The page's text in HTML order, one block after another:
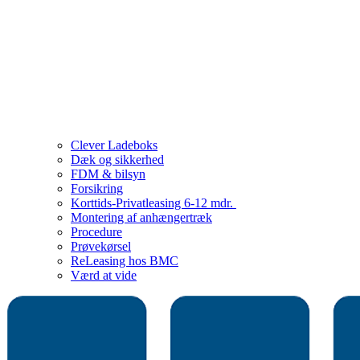
Clever Ladeboks
Dæk og sikkerhed
FDM & bilsyn
Forsikring
Korttids-Privatleasing 6-12 mdr.
Montering af anhængertræk
Procedure
Prøvekørsel
ReLeasing hos BMC
Værd at vide